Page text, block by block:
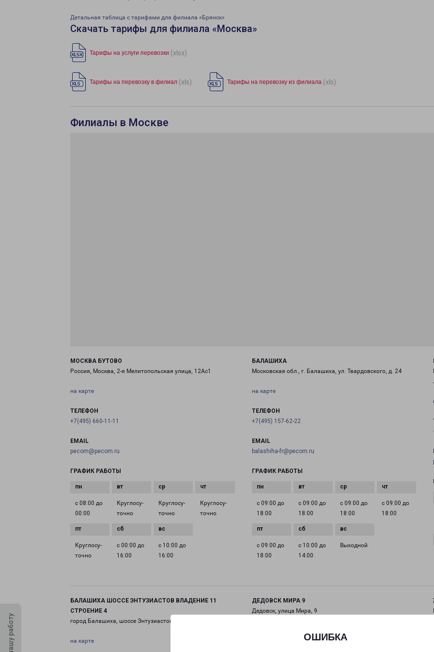
ОШИБКА
Детальная таблица с тарифами для филиала «Брянск»
Скачать тарифы для филиала «Москва»
Тарифы на услуги перевозки (xlsx)
Тарифы на перевозку в филиал (xls) Тарифы на перевозку из филиала (xls)
Филиалы в Москве
МОСКВА БУТОВО
Россия, Москва, 2-я Мелитопольская улица, 12Ас1
на карте
ТЕЛЕФОН
+7(495) 660-11-11
EMAIL
pecom@pecom.ru
ГРАФИК РАБОТЫ
с 08:00 до
00:00
Круглосу­
точно
Круглосу­
точно
Круглосу­
точно
Круглосу­
точно
с 00:00 до
16:00
с 10:00 до
16:00
БАЛАШИХА
Московская обл., г. Балашиха, ул. Твардовского, д. 24
на карте
ТЕЛЕФОН
+7(495) 157-62-22
EMAIL
balashiha-fr@pecom.ru
ГРАФИК РАБОТЫ
с 09:00 до
18:00
с 09:00 до
18:00
с 09:00 до
18:00
с 09:00 до
18:00
с 09:00 до
18:00
с 10:00 до
14:00
Выходной
БАЛАШИХА ШОССЕ ЭНТУЗИАСТОВ ВЛАДЕНИЕ 11
СТРОЕНИЕ 4
город Балашиха, шоссе Энтузиастов, 11 строение 4
на карте
ДЕДОВСК МИРА 9
Дедовск, улица Мира, 9